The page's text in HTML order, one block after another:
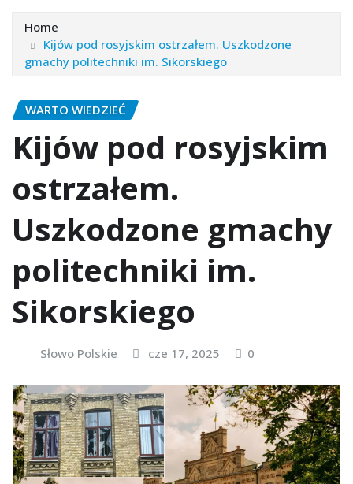
Home
Kijów pod rosyjskim ostrzałem. Uszkodzone
gmachy politechniki im. Sikorskiego
WARTO WIEDZIEĆ
Kijów pod rosyjskim
ostrzałem.
Uszkodzone gmachy
politechniki im.
Sikorskiego
Słowo Polskie cze 17, 2025 0